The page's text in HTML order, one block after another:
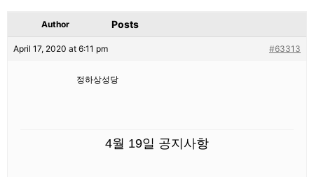
Author Posts
April 17, 2020 at 6:11 pm #63313
정하상성당
4월 19일 공지사항